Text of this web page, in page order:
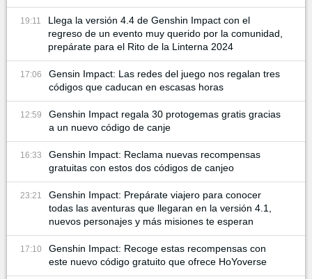
19:11
Llega la versión 4.4 de Genshin Impact con el
regreso de un evento muy querido por la comunidad,
prepárate para el Rito de la Linterna 2024
17:06
Gensin Impact: Las redes del juego nos regalan tres
códigos que caducan en escasas horas
12:59
Genshin Impact regala 30 protogemas gratis gracias
a un nuevo código de canje
16:33
Genshin Impact: Reclama nuevas recompensas
gratuitas con estos dos códigos de canjeo
23:21
Genshin Impact: Prepárate viajero para conocer
todas las aventuras que llegaran en la versión 4.1,
nuevos personajes y más misiones te esperan
17:10
Genshin Impact: Recoge estas recompensas con
este nuevo código gratuito que ofrece HoYoverse